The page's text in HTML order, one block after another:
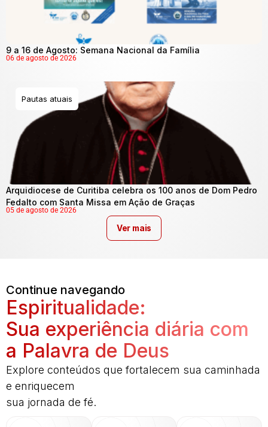
9 a 16 de Agosto: Semana Nacional da Família
06 de agosto de 2026
Pautas atuais
Arquidiocese de Curitiba celebra os 100 anos de Dom Pedro
Fedalto com Santa Missa em Ação de Graças
05 de agosto de 2026
Ver mais
Continue navegando
Espiritualidade:
Sua experiência diária com
a Palavra de Deus
Explore conteúdos que fortalecem sua caminhada
e enriquecem
sua jornada de fé.